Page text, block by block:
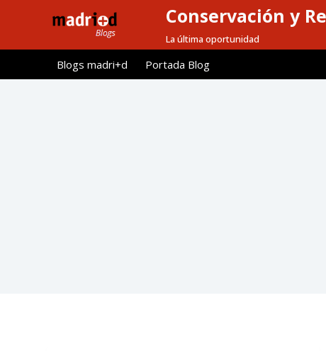
l
Conservación y
La última oportunidad
Blogs madri+d Portada Blog